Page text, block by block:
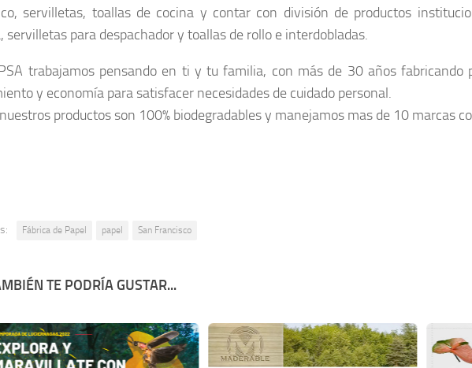
servilletas, toallas de cocina y contar con división de productos
servilletas para despachador y toallas de rollo e interdobladas.
trabajamos pensando en ti y tu familia, con más de 30 años fabricando
y economía para satisfacer necesidades de cuidado personal.
productos son 100% biodegradables y manejamos mas de 10 marcas
Fábrica de Papel papel San Francisco
TE PODRÍA GUSTAR...